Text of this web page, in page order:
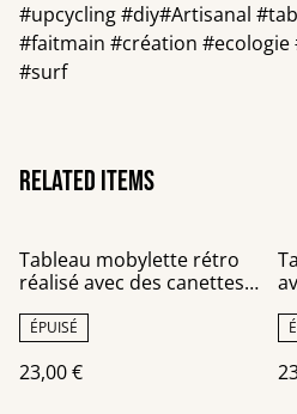
#upcycling #diy#Artisanal
#faitmain #création #ecologie
#surf
Related items
Tableau mobylette rétro
réalisé avec des canettes
ÉPUISÉ
23,00 €